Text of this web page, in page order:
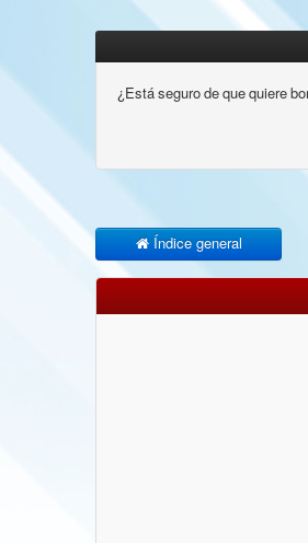
¿Está seguro de que quiere
Índice general